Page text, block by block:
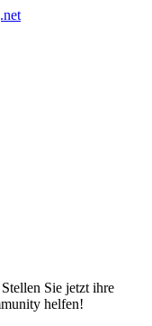
Sie jetzt ihre
helfen!